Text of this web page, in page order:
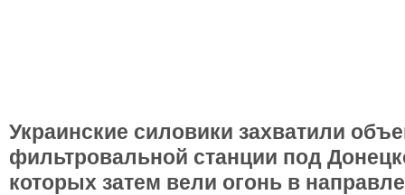
Украинские силовики захватили
фильтровальной станции под
которых затем вели огонь в